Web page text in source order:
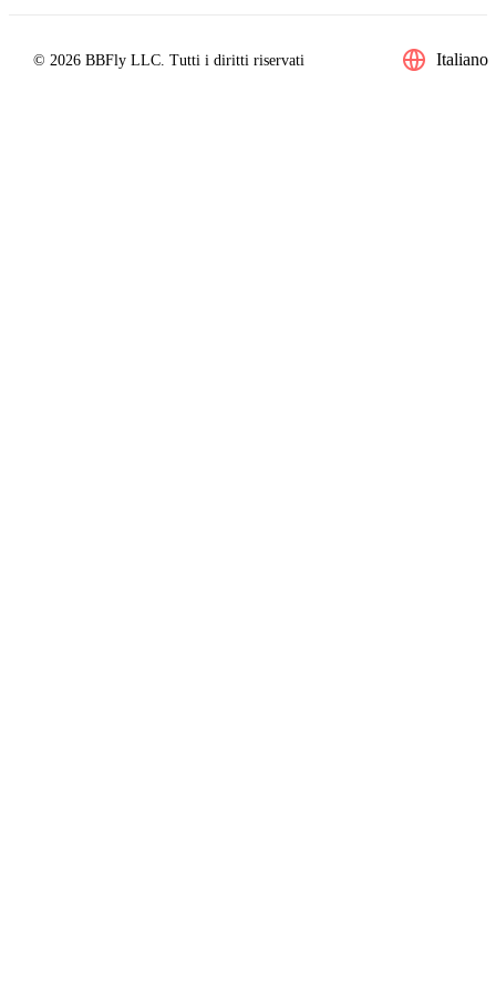
© 2026 BBFly LLC. Tutti i diritti riservati Italiano